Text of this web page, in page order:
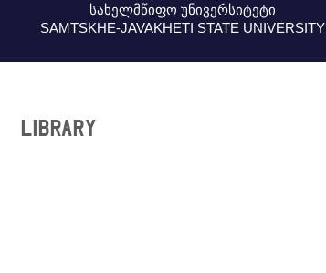
სახელმწიფო უნივერსიტეტი
SAMTSKHE-JAVAKHETI STATE UNIVERSITY
LIBRARY